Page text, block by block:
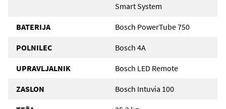
Smart System
BATERIJA Bosch PowerTube 750
POLNILEC Bosch 4A
UPRAVLJALNIK Bosch LED Remote
ZASLON Bosch Intuvia 100